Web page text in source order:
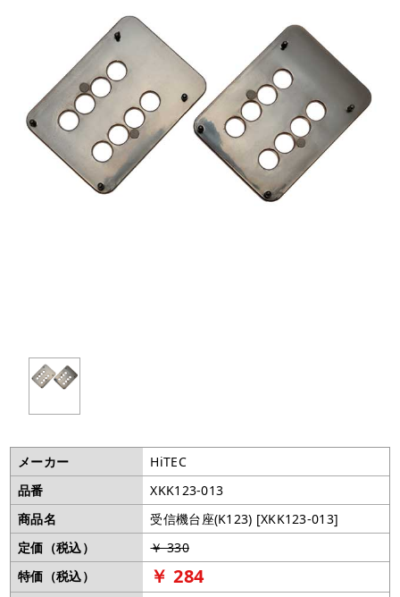
メーカー
HiTEC
品番
XKK123-013
商品名
受信機台座(K123) [XKK123-013]
定価（税込）
￥ 330
特価（税込）
￥ 284